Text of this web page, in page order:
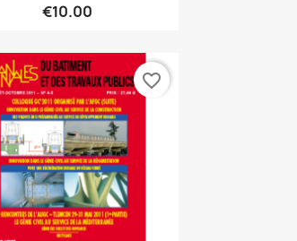
€10.00
favorite_border